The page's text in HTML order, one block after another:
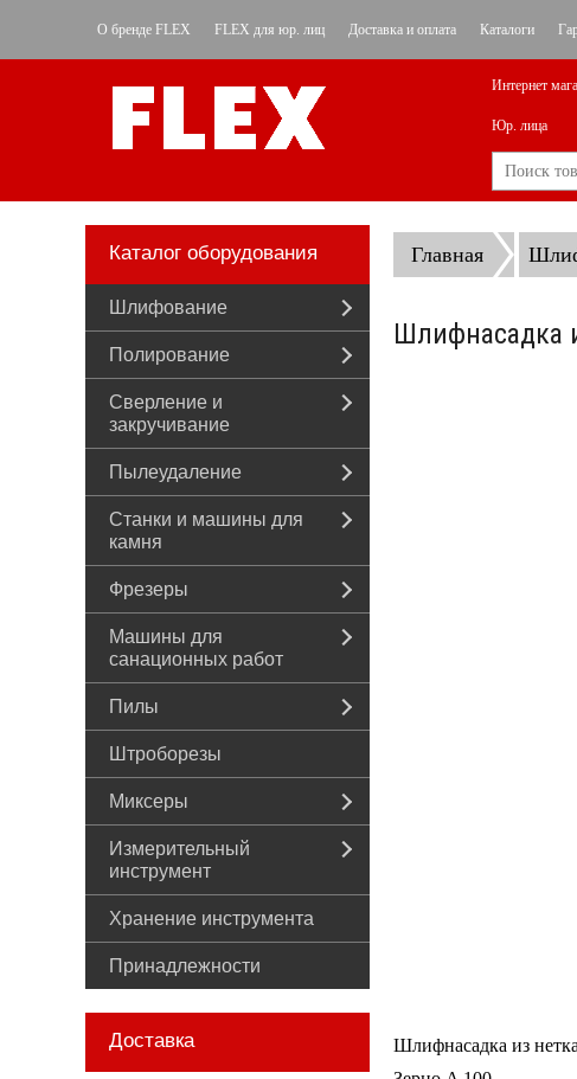
О бренде FLEX FLEX для юр. лиц Доставка и оплата Каталоги
Интернет
Юр. лица
Каталог оборудования
Шлифование
Полирование
Сверление и
закручивание
Пылеудаление
Станки и машины для
камня
Фрезеры
Машины для
санационных работ
Пилы
Штроборезы
Миксеры
Измерительный
инструмент
Хранение инструмента
Принадлежности
Доставка
Главная
Шлифнасадка
Шлифнасадка из